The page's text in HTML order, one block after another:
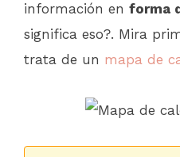
información en forma
significa eso?. Mira
trata de un mapa de